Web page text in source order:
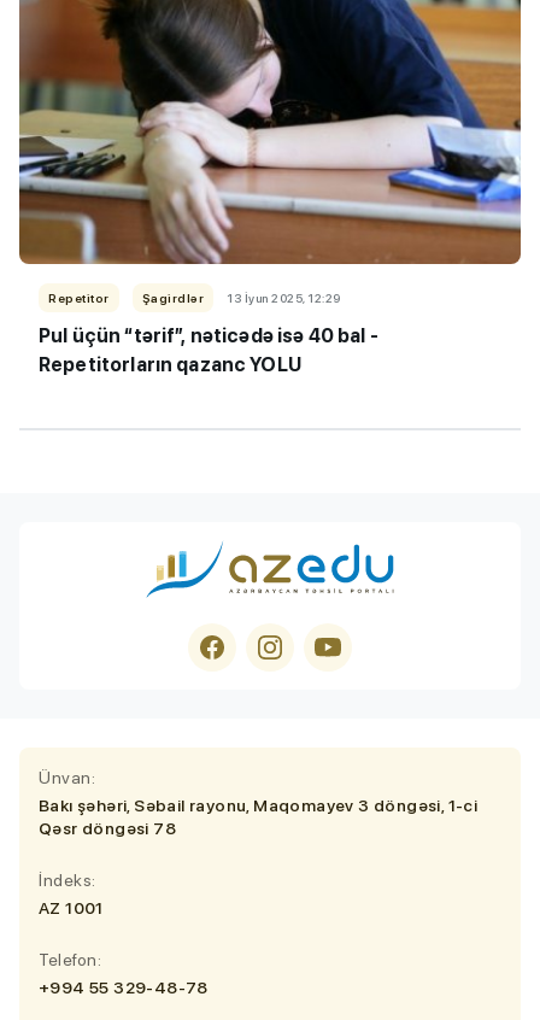
Repetitor Şagirdlər 13 İyun 2025, 12:29
Pul üçün “tərif”, nəticədə isə 40 bal -
Repetitorların qazanc YOLU
Ünvan:
Bakı şəhəri, Səbail rayonu, Maqomayev 3 döngəsi, 1-ci
Qəsr döngəsi 78
İndeks:
AZ 1001
Telefon:
+994 55 329-48-78